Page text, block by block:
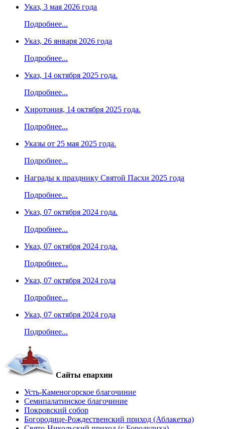
Указ, 3 мая 2026 года
Подробнее...
Указ, 26 января 2026 года
Подробнее...
Указ, 14 октября 2025 года.
Подробнее...
Хиротония, 14 октября 2025 года.
Подробнее...
Указы от 25 мая 2025 года.
Подробнее...
Награды к празднику Святой Пасхи 2025 года
Подробнее...
Указ, 07 октября 2024 года.
Подробнее...
Указ, 07 октября 2024 года.
Подробнее...
Указ, 07 октября 2024 года
Подробнее...
Указ, 07 октября 2024 года
Подробнее...
Сайты епархии
Усть-Каменогорское благочиние
Семипалатинское благочиние
Покровский собор
Богородице-Рождественский приход (Аблакетка)